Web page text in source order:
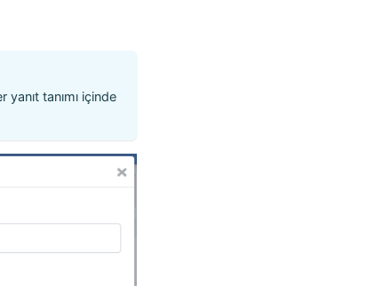
tanımı içinde